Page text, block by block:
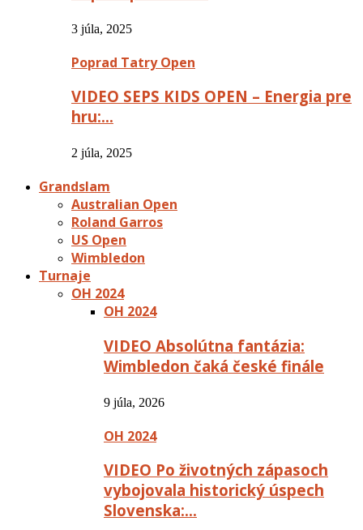
3 júla, 2025
Poprad Tatry Open
VIDEO SEPS KIDS OPEN – Energia pre
hru:…
2 júla, 2025
Grandslam
Australian Open
Roland Garros
US Open
Wimbledon
Turnaje
OH 2024
OH 2024
VIDEO Absolútna fantázia:
Wimbledon čaká české finále
9 júla, 2026
OH 2024
VIDEO Po životných zápasoch
vybojovala historický úspech
Slovenska:…